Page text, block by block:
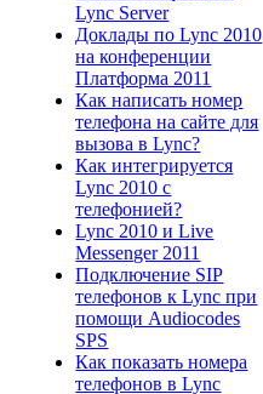
Lync Server
Доклады по Lync 2010
на конференции
Платформа 2011
Как написать номер
телефона на сайте для
вызова в Lync?
Как интегрируется
Lync 2010 с
телефонией?
Lync 2010 и Live
Messenger 2011
Подключение SIP
телефонов к Lync при
помощи Audiocodes
SPS
Как показать номера
телефонов в Lync